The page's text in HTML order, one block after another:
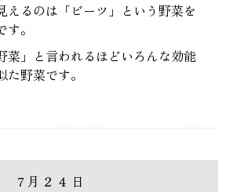
えるのは「ビーツ」という野菜を
。
菜」と言われるほどいろんな効能
野菜です。
7月２４日